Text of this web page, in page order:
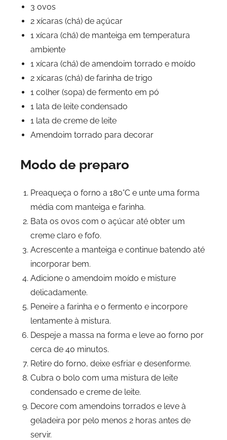
3 ovos
2 xícaras (chá) de açúcar
1 xícara (chá) de manteiga em temperatura
ambiente
1 xícara (chá) de amendoim torrado e moído
2 xícaras (chá) de farinha de trigo
1 colher (sopa) de fermento em pó
1 lata de leite condensado
1 lata de creme de leite
Amendoim torrado para decorar
Modo de preparo
Preaqueça o forno a 180°C e unte uma forma
média com manteiga e farinha.
Bata os ovos com o açúcar até obter um
creme claro e fofo.
Acrescente a manteiga e continue batendo até
incorporar bem.
Adicione o amendoim moído e misture
delicadamente.
Peneire a farinha e o fermento e incorpore
lentamente à mistura.
Despeje a massa na forma e leve ao forno por
cerca de 40 minutos.
Retire do forno, deixe esfriar e desenforme.
Cubra o bolo com uma mistura de leite
condensado e creme de leite.
Decore com amendoins torrados e leve à
geladeira por pelo menos 2 horas antes de
servir.